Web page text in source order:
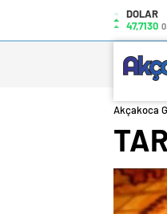
DOLAR
47,7130
Akçakoca